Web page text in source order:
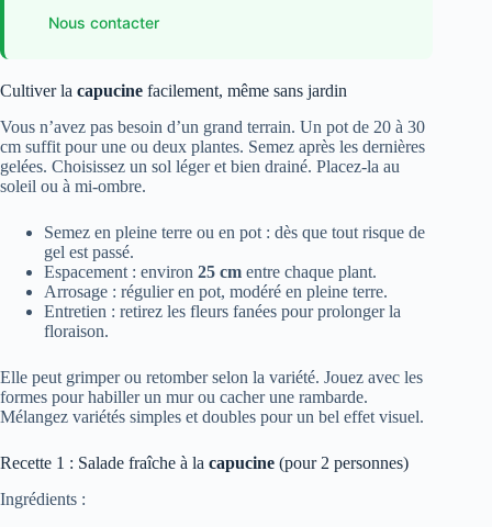
Nous contacter
Cultiver la capucine facilement, même sans jardin
Vous n’avez pas besoin d’un grand terrain. Un pot de 20 à 30
cm suffit pour une ou deux plantes. Semez après les dernières
gelées. Choisissez un sol léger et bien drainé. Placez-la au
soleil ou à mi-ombre.
Semez en pleine terre ou en pot : dès que tout risque de
gel est passé.
Espacement : environ 25 cm entre chaque plant.
Arrosage : régulier en pot, modéré en pleine terre.
Entretien : retirez les fleurs fanées pour prolonger la
floraison.
Elle peut grimper ou retomber selon la variété. Jouez avec les
formes pour habiller un mur ou cacher une rambarde.
Mélangez variétés simples et doubles pour un bel effet visuel.
Recette 1 : Salade fraîche à la capucine (pour 2 personnes)
Ingrédients :